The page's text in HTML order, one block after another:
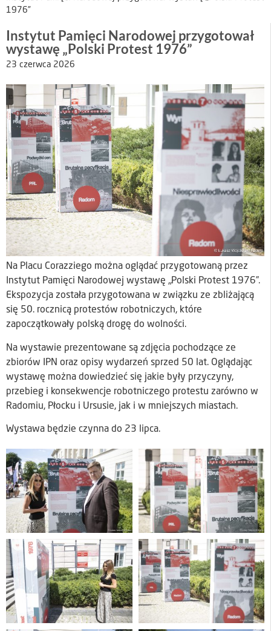
1976”
Instytut Pamięci Narodowej przygotował
wystawę „Polski Protest 1976”
23 czerwca 2026
Na Placu Corazziego można oglądać przygotowaną przez
Instytut Pamięci Narodowej wystawę „Polski Protest 1976”.
Ekspozycja została przygotowana w związku ze zbliżającą
się 50. rocznicą protestów robotniczych, które
zapoczątkowały polską drogę do wolności.
Na wystawie prezentowane są zdjęcia pochodzące ze
zbiorów IPN oraz opisy wydarzeń sprzed 50 lat. Oglądając
wystawę można dowiedzieć się jakie były przyczyny,
przebieg i konsekwencje robotniczego protestu zarówno w
Radomiu, Płocku i Ursusie, jak i w mniejszych miastach.
Wystawa będzie czynna do 23 lipca.